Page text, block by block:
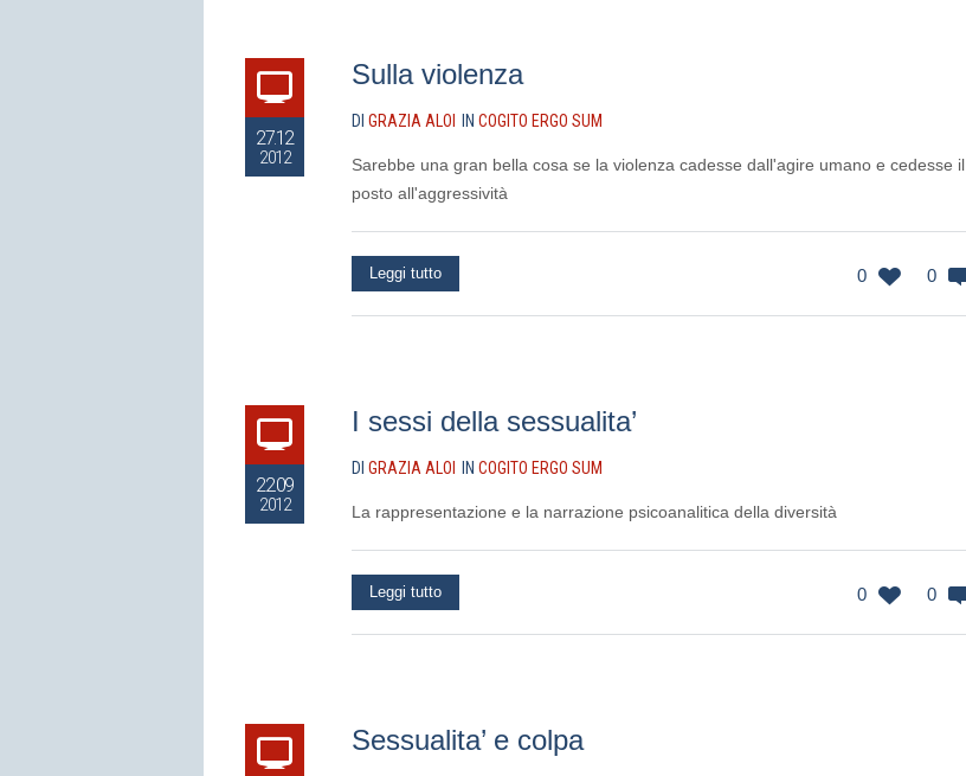
27.12
2012
Sulla violenza
DI GRAZIA ALOI IN COGITO ERGO SUM
Sarebbe una gran bella cosa se la violenza cadesse dall'agire umano e cedesse il
posto all'aggressività
0 0
Leggi tutto
22.09
2012
I sessi della sessualita’
DI GRAZIA ALOI IN COGITO ERGO SUM
La rappresentazione e la narrazione psicoanalitica della diversità
0 0
Leggi tutto
Sessualita’ e colpa